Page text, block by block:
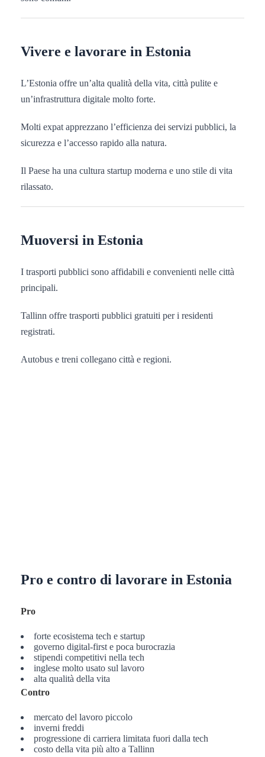
Vivere e lavorare in Estonia
L’Estonia offre un’alta qualità della vita, città pulite e
un’infrastruttura digitale molto forte.
Molti expat apprezzano l’efficienza dei servizi pubblici, la
sicurezza e l’accesso rapido alla natura.
Il Paese ha una cultura startup moderna e uno stile di vita
rilassato.
Muoversi in Estonia
I trasporti pubblici sono affidabili e convenienti nelle città
principali.
Tallinn offre trasporti pubblici gratuiti per i residenti
registrati.
Autobus e treni collegano città e regioni.
Pro e contro di lavorare in Estonia
Pro
forte ecosistema tech e startup
governo digital-first e poca burocrazia
stipendi competitivi nella tech
inglese molto usato sul lavoro
alta qualità della vita
Contro
mercato del lavoro piccolo
inverni freddi
progressione di carriera limitata fuori dalla tech
costo della vita più alto a Tallinn